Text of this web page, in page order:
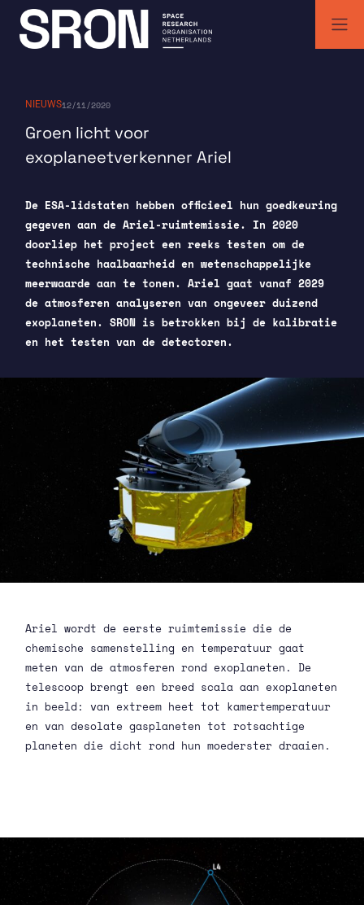
Skip
content
NIEUWS12/11/2020
Groen licht voor
exoplaneetverkenner Ariel
De ESA-lidstaten hebben officieel hun goedkeuring
gegeven aan de Ariel-ruimtemissie. In 2020
doorliep het project een reeks testen om de
technische haalbaarheid en wetenschappelijke
meerwaarde aan te tonen. Ariel gaat vanaf 2029
de atmosferen analyseren van ongeveer duizend
exoplaneten. SRON is betrokken bij de kalibratie
en het testen van de detectoren.
Ariel wordt de eerste ruimtemissie die de
chemische samenstelling en temperatuur gaat
meten van de atmosferen rond exoplaneten. De
telescoop brengt een breed scala aan exoplaneten
in beeld: van extreem heet tot kamertemperatuur
en van desolate gasplaneten tot rotsachtige
planeten die dicht rond hun moederster draaien.